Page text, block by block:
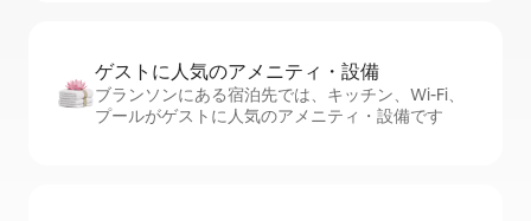
ゲストに人⁠気⁠のア⁠メ⁠ニ⁠テ⁠ィ・設⁠備
ブランソンにある宿泊先では、キッチン、Wi-Fi、
プールがゲストに人気のアメニティ・設備です